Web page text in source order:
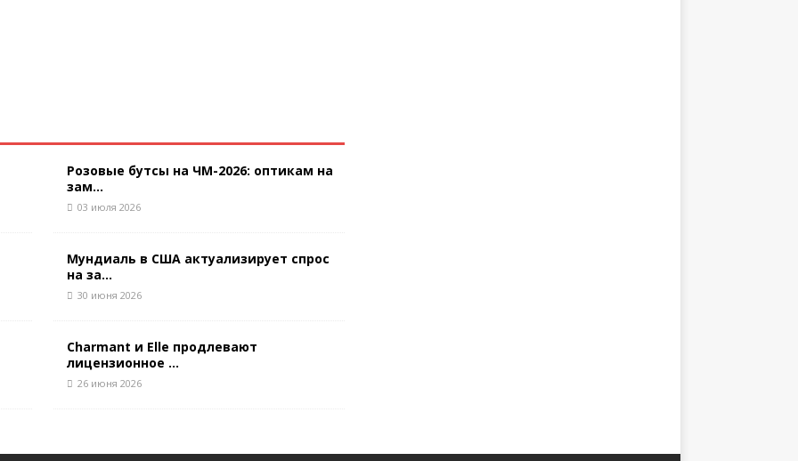
Розовые бутсы на ЧМ-2026: оптикам на
зам...
03 июля 2026
Мундиаль в США актуализирует спрос
на за...
30 июня 2026
Charmant и Elle продлевают
лицензионное ...
26 июня 2026